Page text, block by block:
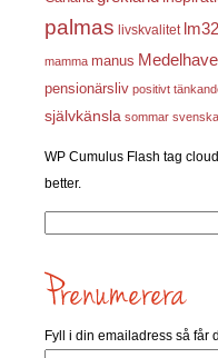
palmas livskvalitet lm32
mamma manus
pensionärsliv positivt
självkänsla sommar
WP Cumulus Flash tag
better.
Fyll i din emailadress så får